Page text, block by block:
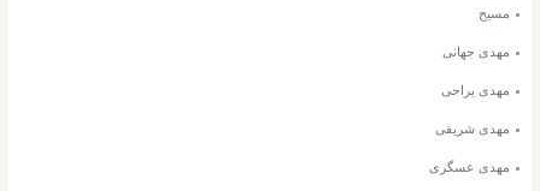
مسیح
مهدی جهانی
مهدی یراحی
مهدی شریفی
مهدی عسگری